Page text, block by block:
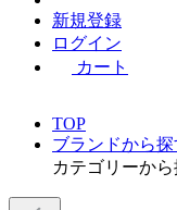
新規登録
ログイン
カート
TOP
ブランドから探
カテゴリーから